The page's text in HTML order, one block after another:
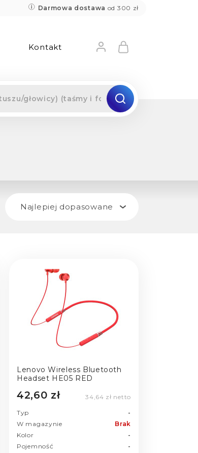
Darmowa dostawa od 300 zł
Kontakt
Najlepiej dopasowane
Lenovo Wireless Bluetooth
Headset HE05 RED
42,60 zł 34,64 zł netto
Typ
-
W magazynie
Brak
Kolor
-
Pojemność
-